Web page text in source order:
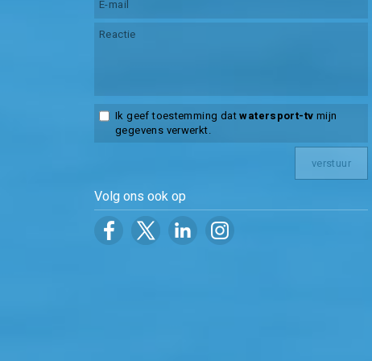
Ik geef toestemming datwatersport-tv mijn
gegevens verwerkt.
Volg ons ook op